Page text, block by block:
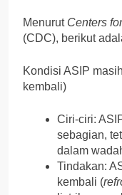
Menurut Centers
(CDC), berikut
Kondisi ASIP
kembali)
Ciri-ciri:
sebagian,
dalam
Tindakan:
kembali (